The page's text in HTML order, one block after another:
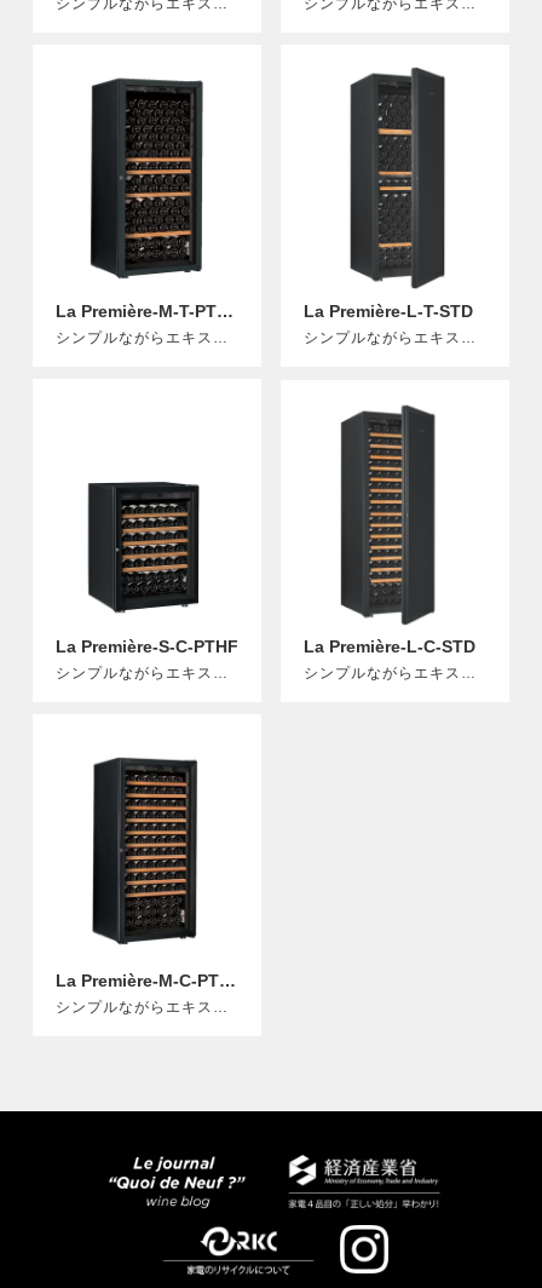
La Première-M-T-PTHF
シンプルながらエキスパートなワインセラー
La Première-L-T-STD
シンプルながらエキスパートなワインセラー
La Première-S-C-PTHF
シンプルながらエキスパートなワインセラー
La Première-L-C-STD
シンプルながらエキスパートなワインセラー
La Première-M-C-PTHF
シンプルながらエキスパートなワインセラー